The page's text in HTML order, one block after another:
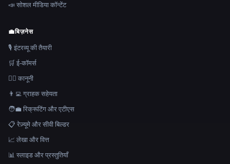
📣 सोशल मीडिया कॉन्टेंट
💼बिज़नेस
🎙️ इंटरव्यू की तैयारी
🛒 ई-कॉमर्स
👩‍⚖️ कानूनी
👨‍💻 ग्राहक सहेयता
🧑‍💼 रिक्रूटिंग और एटीएस
📋 रेज़्यूमे और सीवी बिल्डर
📈 लेखा और वित्त
📊 स्लाइड और प्रस्तुतियाँ